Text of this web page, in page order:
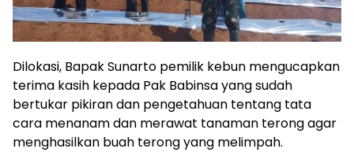
Dilokasi, Bapak Sunarto pemilik kebun mengucapkan
terima kasih kepada Pak Babinsa yang sudah
bertukar pikiran dan pengetahuan tentang tata
cara menanam dan merawat tanaman terong agar
menghasilkan buah terong yang melimpah.